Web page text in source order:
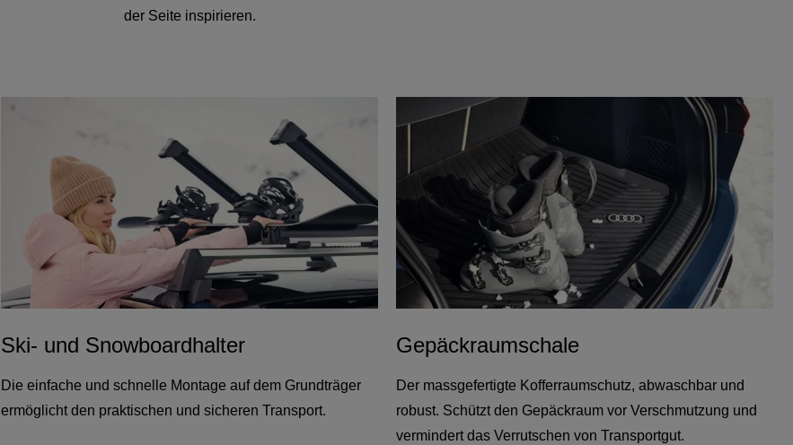
der Seite inspirieren.
Ski- und Snowboardhalter
Die einfache und schnelle Montage auf dem Grundträger
ermöglicht den praktischen und sicheren Transport.
Gepäckraumschale
Der massgefertigte Kofferraumschutz, abwaschbar und
robust. Schützt den Gepäckraum vor Verschmutzung und
vermindert das Verrutschen von Transportgut.